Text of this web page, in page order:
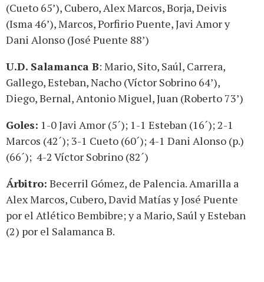
(Cueto 65’), Cubero, Alex Marcos, Borja, Deivis
(Isma 46’), Marcos, Porfirio Puente, Javi Amor y
Dani Alonso (José Puente 88’)
U.D. Salamanca B: Mario, Sito, Saúl, Carrera,
Gallego, Esteban, Nacho (Víctor Sobrino 64’),
Diego, Bernal, Antonio Miguel, Juan (Roberto 73’)
Goles: 1-0 Javi Amor (5´); 1-1 Esteban (16´); 2-1
Marcos (42´); 3-1 Cueto (60´); 4-1 Dani Alonso (p.)
(66´); 4-2 Víctor Sobrino (82´)
Árbitro: Becerril Gómez, de Palencia. Amarilla a
Alex Marcos, Cubero, David Matías y José Puente
por el Atlético Bembibre; y a Mario, Saúl y Esteban
(2) por el Salamanca B.